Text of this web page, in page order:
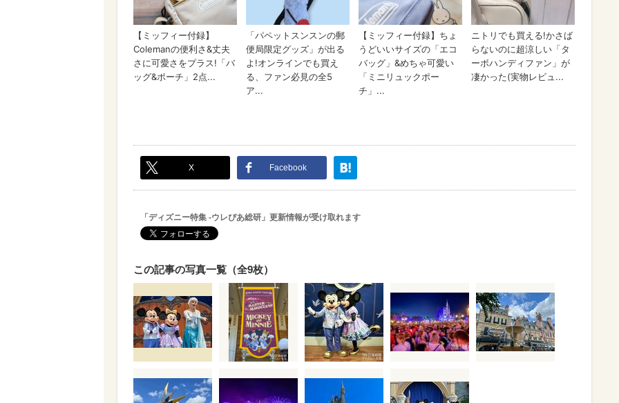
X Facebook
「ディズニー特集 -ウレぴあ総研」更新情報が受け取れます
この記事の写真一覧（全9枚）